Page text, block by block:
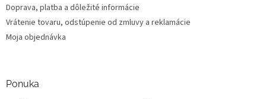
Doprava, platba a dôležité informácie
Vrátenie tovaru, odstúpenie od zmluvy a reklamácie
Moja objednávka
Ponuka